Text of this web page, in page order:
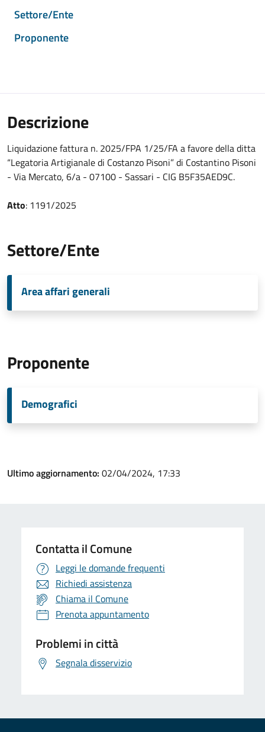
Settore/Ente
Proponente
Descrizione
Liquidazione fattura n. 2025/FPA 1/25/FA a favore della ditta
“Legatoria Artigianale di Costanzo Pisoni” di Costantino Pisoni
- Via Mercato, 6/a - 07100 - Sassari - CIG B5F35AED9C.
Atto: 1191/2025
Settore/Ente
Area affari generali
Proponente
Demografici
Ultimo aggiornamento: 02/04/2024, 17:33
Contatta il Comune
Leggi le domande frequenti
Richiedi assistenza
Chiama il Comune
Prenota appuntamento
Problemi in città
Segnala disservizio